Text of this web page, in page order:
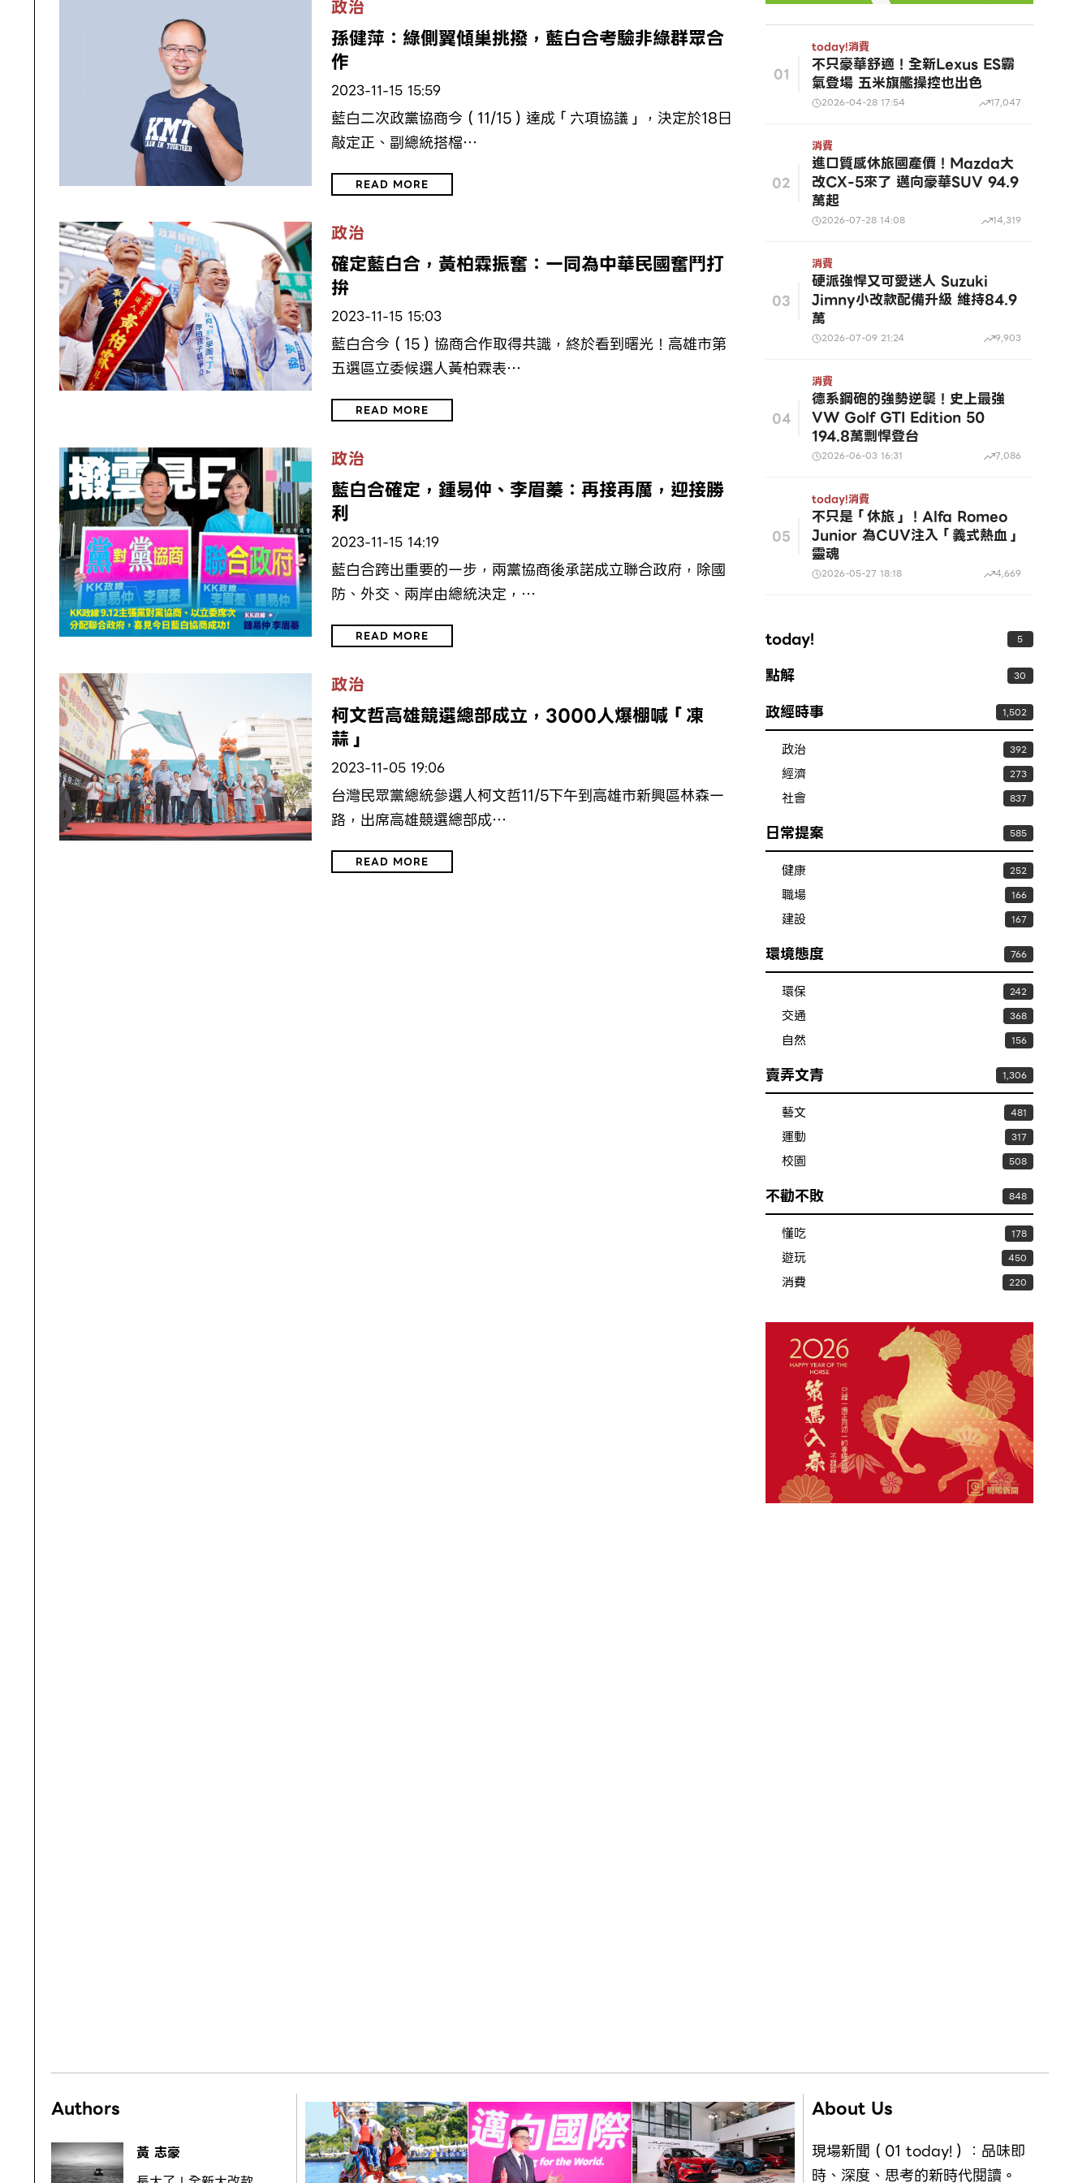
政治
孫健萍：綠側翼傾巢挑撥，藍白合考驗非綠群眾合
作
2023-11-15 15:59
藍白二次政黨協商今（11/15）達成「六項協議」，決定於18日
敲定正、副總統搭檔…
READ MORE
政治
確定藍白合，黃柏霖振奮：一同為中華民國奮鬥打
拚
2023-11-15 15:03
藍白合今（15）協商合作取得共識，終於看到曙光！高雄市第
五選區立委候選人黃柏霖表…
READ MORE
政治
藍白合確定，鍾易仲、李眉蓁：再接再厲，迎接勝
利
2023-11-15 14:19
藍白合跨出重要的一步，兩黨協商後承諾成立聯合政府，除國
防、外交、兩岸由總統決定，…
READ MORE
政治
柯文哲高雄競選總部成立，3000人爆棚喊「凍
蒜」
2023-11-05 19:06
台灣民眾黨總統參選人柯文哲11/5下午到高雄市新興區林森一
路，出席高雄競選總部成…
READ MORE
01
today!消費
不只豪華舒適！全新Lexus ES霸
氣登場 五米旗艦操控也出色
2026-04-28 17:54 17,047
02
消費
進口質感休旅國產價！Mazda大
改CX-5來了 邁向豪華SUV 94.9
萬起
2026-07-28 14:08 14,319
03
消費
硬派強悍又可愛迷人 Suzuki
Jimny小改款配備升級 維持84.9
萬
2026-07-09 21:24 9,903
04
消費
德系鋼砲的強勢逆襲！史上最強
VW Golf GTI Edition 50
194.8萬剽悍登台
2026-06-03 16:31 7,086
05
today!消費
不只是「休旅」！Alfa Romeo
Junior 為CUV注入「義式熱血」
靈魂
2026-05-27 18:18 4,669
today! 5
點解 30
政經時事 1,502
政治 392
經濟 273
社會 837
日常提案 585
健康 252
職場 166
建設 167
環境態度 766
環保 242
交通 368
自然 156
賣弄文青 1,306
藝文 481
運動 317
校園 508
不勸不敗 848
懂吃 178
遊玩 450
消費 220
Authors
黃 志豪
About Us
現場新聞（01 today!）：品味即
時、深度、思考的新時代閱讀。